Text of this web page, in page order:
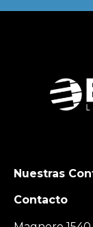
Nuestras
Contacto